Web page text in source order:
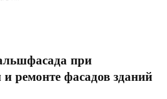
при
ремонте фасадов зданий
0